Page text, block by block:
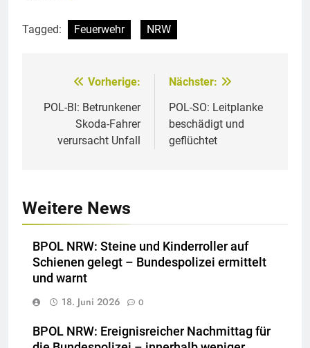
Tagged: Feuerwehr NRW
Beitragsnavigation
Vorherige:
POL-BI: Betrunkener
Skoda-Fahrer
verursacht Unfall
Nächster:
POL-SO: Leitplanke
beschädigt und
geflüchtet
Weitere News
BPOL NRW: Steine und Kinderroller auf
Schienen gelegt – Bundespolizei ermittelt
und warnt
18. Juni 2026
0
BPOL NRW: Ereignisreicher Nachmittag für